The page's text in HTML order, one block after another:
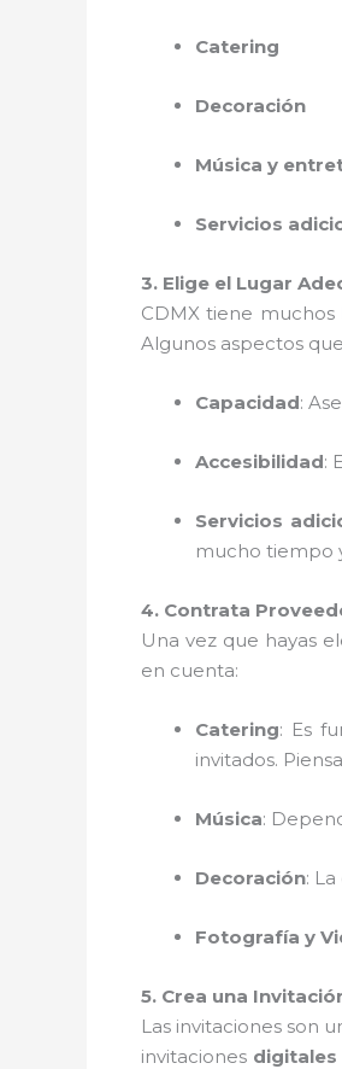
Catering
Decoración
Música y
Servicios
3. Elige el Lugar
CDMX tiene
Algunos aspectos
Capacidad:
Accesibilidad:
Servicios
mucho tiempo
4. Contrata
Una vez que hayas
en cuenta:
Catering: Es
invitados.
Música:
Decoración:
Fotografía y
5. Crea una
Las invitaciones son
invitaciones digitales